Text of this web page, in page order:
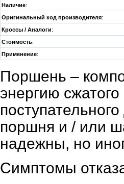
Наличие:
Оригинальный код производителя:
Кроссы / Аналоги:
Стоимость:
Применение:
Поршень –
энергию
поршня и / или
надежны, но
Симптомы